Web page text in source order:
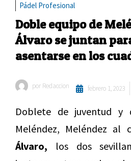
Pádel Profesional
Doble equipo de
Álvaro se juntan
asentarse en los
por Redaccion febrero 1, 2023
Doblete de juventud y
Meléndez, Meléndez al
Álvaro, los dos